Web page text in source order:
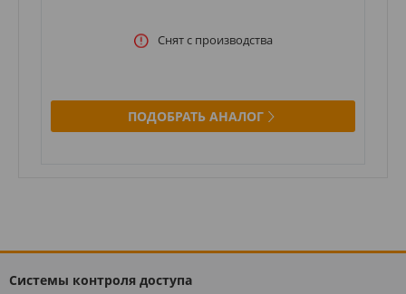
Снят с производства
ПОДОБРАТЬ АНАЛОГ
Системы контроля доступа